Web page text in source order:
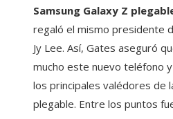
Samsung Galaxy Z
regaló el mismo presidente
Jy Lee. Así, Gates aseguró
mucho este nuevo teléfono
los principales valédores de
plegable. Entre los puntos